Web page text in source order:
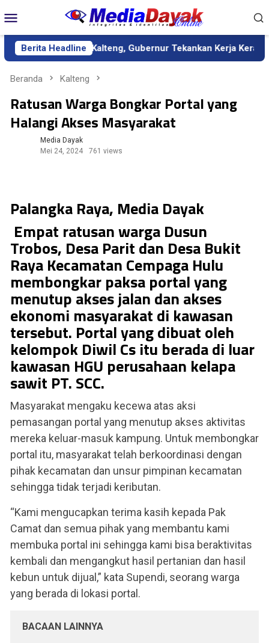
ke
kontenMobile
Berita Headline
Kalteng, Gubernur Tekankan Kerja Keras dan Kolaborasi
Beranda Kalteng
Ratusan Warga Bongkar Portal yang
Halangi Akses Masyarakat
Media Dayak
Mei 24, 2024
761 views
Palangka Raya, Media Dayak
Empat ratusan warga Dusun
Trobos, Desa Parit dan Desa Bukit
Raya Kecamatan Cempaga Hulu
membongkar paksa portal yang
menutup akses jalan dan akses
ekonomi masyarakat di kawasan
tersebut. Portal yang dibuat oleh
kelompok Diwil Cs itu berada di luar
kawasan HGU perusahaan kelapa
sawit PT. SCC.
Masyarakat mengaku kecewa atas aksi
pemasangan portal yang menutup akses aktivitas
mereka keluar-masuk kampung. Untuk membongkar
portal itu, masyarakat telah berkoordinasi dengan
pihak kecamatan dan unsur pimpinan kecamatan
sehingga tidak terjadi keributan.
“Kami mengucapkan terima kasih kepada Pak
Camat dan semua pihak yang membantu kami
membuka portal ini sehingga kami bisa beraktivitas
kembali dan mengangkut hasil pertanian dan hasil
kebun untuk dijual,” kata Supendi, seorang warga
yang berada di lokasi portal.
BACAAN LAINNYA